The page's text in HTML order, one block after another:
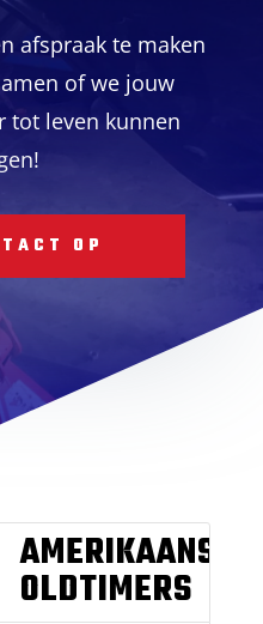
afspraak te maken
of we jouw
tot leven kunnen
OP
AMERIKAANSE
OLDTIMERS